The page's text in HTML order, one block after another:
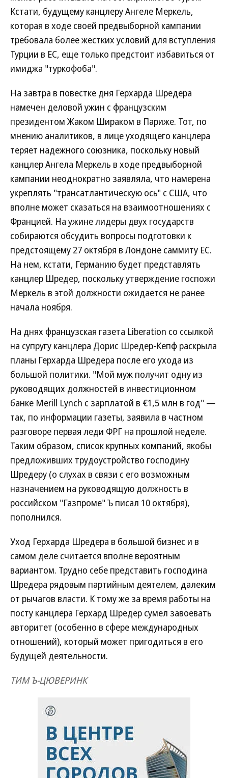
Кстати, будущему канцлеру Ангеле Меркель,
которая в ходе своей предвыборной кампании
требовала более жестких условий для вступления
Турции в ЕС, еще только предстоит избавиться от
имиджа "туркофоба".
На завтра в повестке дня Герхарда Шредера
намечен деловой ужин с французским
президентом Жаком Шираком в Париже. Тот, по
мнению аналитиков, в лице уходящего канцлера
теряет надежного союзника, поскольку новый
канцлер Ангела Меркель в ходе предвыборной
кампании неоднократно заявляла, что намерена
укреплять "трансатлантическую ось" с США, что
вполне может сказаться на взаимоотношениях с
Францией. На ужине лидеры двух государств
собираются обсудить вопросы подготовки к
предстоящему 27 октября в Лондоне саммиту ЕС.
На нем, кстати, Германию будет представлять
канцлер Шредер, поскольку утверждение госпожи
Меркель в этой должности ожидается не ранее
начала ноября.
На днях французская газета Liberation со ссылкой
на супругу канцлера Дорис Шредер-Кепф раскрыла
планы Герхарда Шредера после его ухода из
большой политики. "Мой муж получит одну из
руководящих должностей в инвестиционном
банке Merill Lynch с зарплатой в €1,5 млн в год" —
так, по информации газеты, заявила в частном
разговоре первая леди ФРГ на прошлой неделе.
Таким образом, список крупных компаний, якобы
предложивших трудоустройство господину
Шредеру (о слухах в связи с его возможным
назначением на руководящую должность в
российском "Газпроме" Ъ писал 10 октября),
пополнился.
Уход Герхарда Шредера в большой бизнес и в
самом деле считается вполне вероятным
вариантом. Трудно себе представить господина
Шредера рядовым партийным деятелем, далеким
от рычагов власти. К тому же за время работы на
посту канцлера Герхард Шредер сумел завоевать
авторитет (особенно в сфере международных
отношений), который может пригодиться в его
будущей деятельности.
ТИМ Ъ-ЦЮВЕРИНК